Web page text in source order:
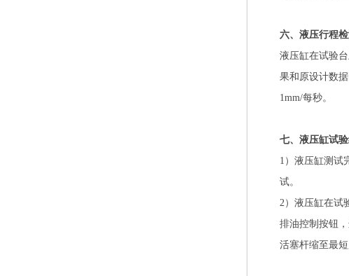
六、液压行程检
液压缸在试验
果和原设计数
1mm/每秒。
七、液压缸试
1）液压缸测试
试。
2）液压缸在试
排油控制按钮
活塞杆缩至最